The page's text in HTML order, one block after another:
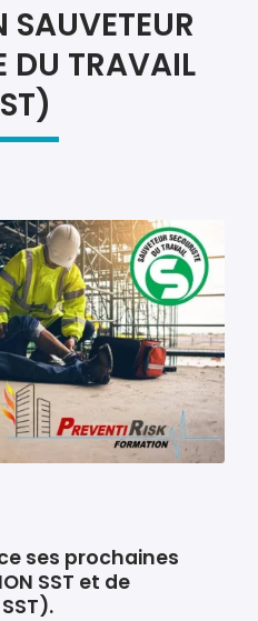
DU TRAVAIL
ses prochaines
SST et de